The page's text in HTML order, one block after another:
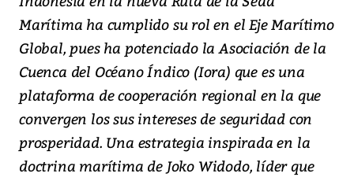
Marítima ha cumplido su rol en el Eje Marítimo
Global, pues ha potenciado la Asociación de la
Cuenca del Océano Índico (Iora) que es una
plataforma de cooperación regional en la que
convergen los sus intereses de seguridad con
prosperidad. Una estrategia inspirada en la
doctrina marítima de Joko Widodo, líder que